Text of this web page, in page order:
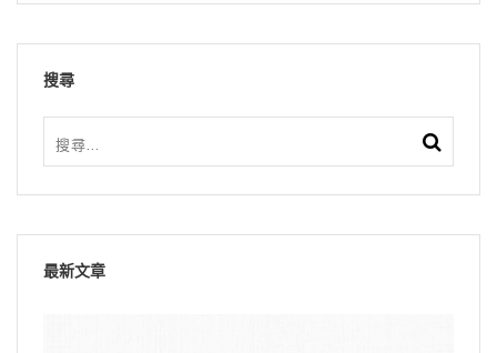
搜尋
最新文章